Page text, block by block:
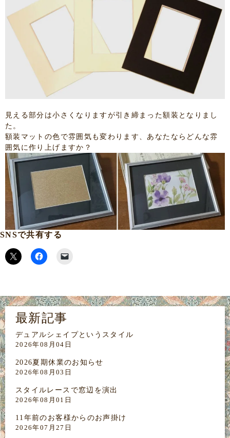
見える部分は小さくなりますが引き締まった額装となりまし
た。
額装マットの色で雰囲気も変わります、あなたならどんな雰
囲気に作り上げますか？
SNSで共有する
最新記事
デュアルシェイプというスタイル
2026年08月04日
2026夏期休業のお知らせ
2026年08月03日
スタイルレースで窓辺を演出
2026年08月01日
11年前のお客様からのお声掛け
2026年07月27日